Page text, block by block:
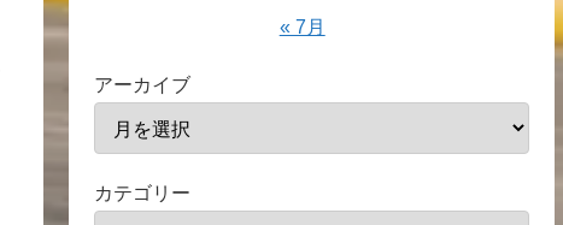
« 7月
アーカイブ
カテゴリー